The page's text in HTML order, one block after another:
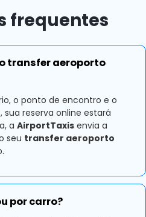
frequentes
transfer aeroporto
o ponto de encontro e o
sua reserva online estará
a AirportTaxis envia a
seu transfer aeroporto
por carro?